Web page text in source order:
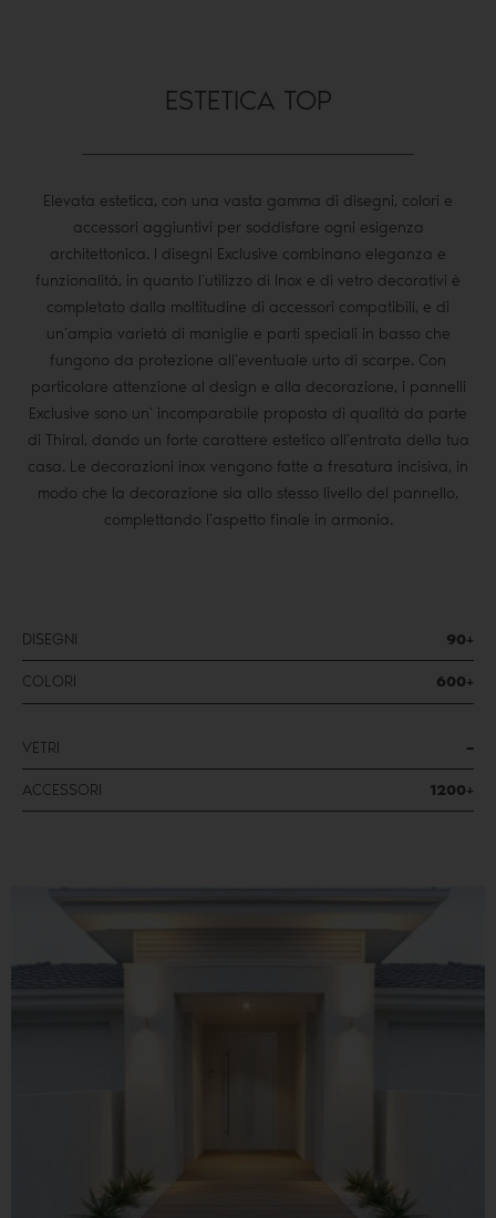
ESTETICA TOP
Elevata estetica, con una vasta gamma di disegni, colori e
accessori aggiuntivi per soddisfare ogni esigenza
architettonica. I disegni Exclusive combinano eleganza e
funzionalità, in quanto l’utilizzo di Inox e di vetro decorativi è
completato dalla moltitudine di accessori compatibili, e di
un’ampia varietà di maniglie e parti speciali in basso che
fungono da protezione all’eventuale urto di scarpe. Con
particolare attenzione al design e alla decorazione, i pannelli
Exclusive sono un’ incomparabile proposta di qualità da parte
di Thiral, dando un forte carattere estetico all’entrata della tua
casa. Le decorazioni inox vengono fatte a fresatura incisiva, in
modo che la decorazione sia allo stesso livello del pannello,
complettando l’aspetto finale in armonia.
DISEGNI 90+
COLORI 600+
VETRI –
ACCESSORI 1200+